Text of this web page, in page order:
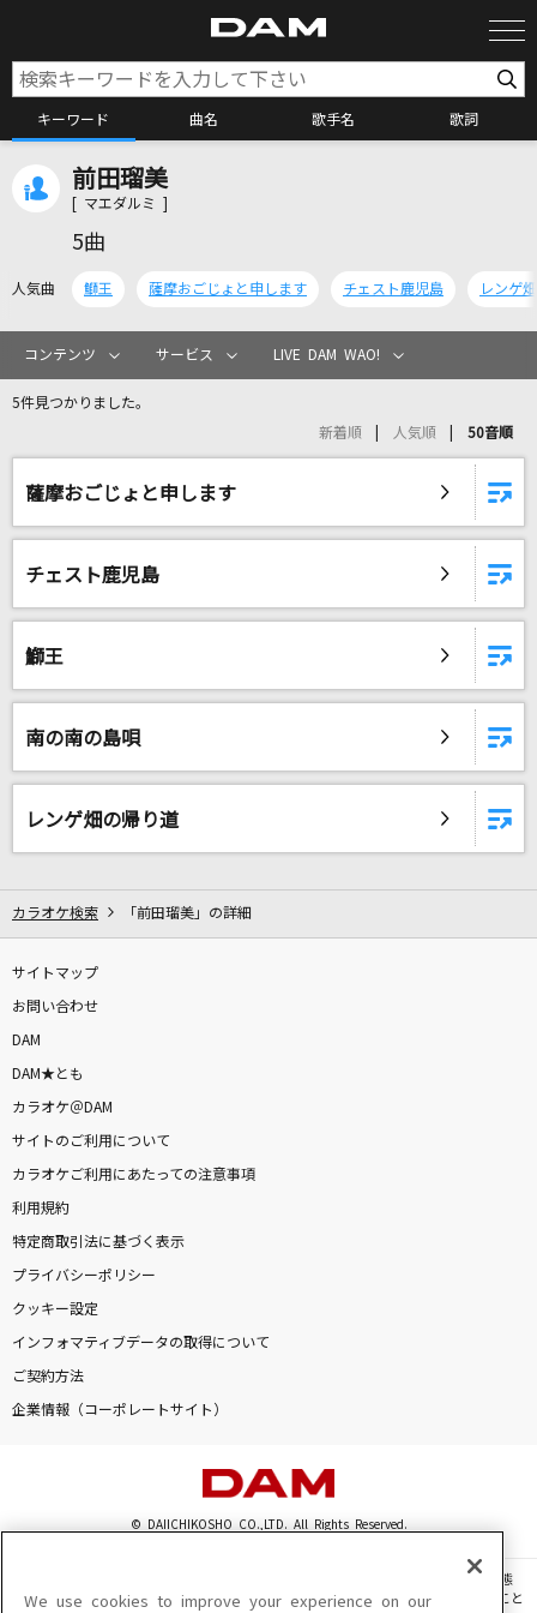
キーワード 曲名 歌手名 歌詞
カラオケリクエスト
リアルタイムで歌われている曲の一覧
[生音]綾
My Hair is Bad
市川由紀乃
[生音]水平線
[生音]紋白蝶 feat. 石原慎也 (Saucy Dog)
東京スカパラダイスオーケストラ
[生音]恋
back number
楓
スピッツ
もうええわ
藤井 風
勿忘
Awesome City Club
お気に召すまま
DAMの新曲・ランキングなど
前田瑠美
[ マエダルミ ]
5曲
人気曲 鰤王 薩摩おごじょと申します チェスト鹿児島 レンゲ
コンテンツ サービス LIVE DAM WAO!
5件見つかりました。
新着順 人気順 50音順
薩摩おごじょと申します
チェスト鹿児島
鰤王
南の南の島唄
レンゲ畑の帰り道
カラオケ検索 「前田瑠美」の詳細
サイトマップ
お問い合わせ
DAM
DAM★とも
カラオケ＠DAM
サイトのご利用について
カラオケご利用にあたっての注意事項
利用規約
特定商取引法に基づく表示
プライバシーポリシー
クッキー設定
インフォマティブデータの取得について
ご契約方法
企業情報（コーポレートサイト）
© DAIICHIKOSHO CO.,LTD. All Rights Reserved.
このサイトに掲載されている一切の文章・画像・写真・動画・音声等を、手段や形態
を問わず、著作権法の定める範囲を超えて無断で複製、転載、ファイル化などすること
We use cookies to improve your experience on our